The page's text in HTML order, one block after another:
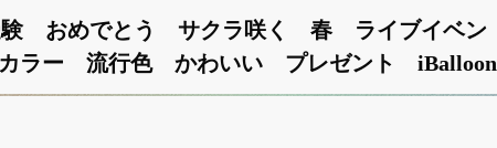
おめでとう サクラ咲く 春 ライブイベン
ラー 流行色 かわいい プレゼント iBalloon